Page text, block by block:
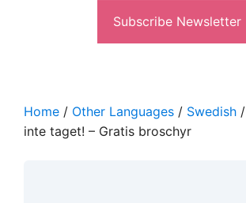
Subscribe Newsletter
Home / Other Languages / Swedish /
inte taget! – Gratis broschyr